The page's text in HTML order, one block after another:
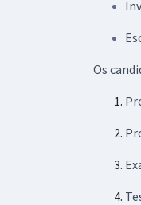
Os